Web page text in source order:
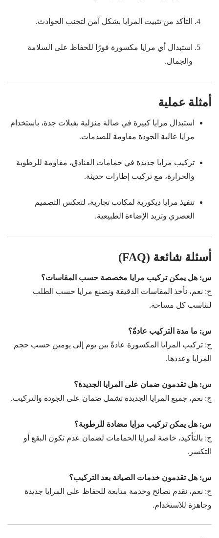
التأكد من تثبيت المرايا بشكل آمن لتجنب الحوادث.
استبدال أي مرايا مكسورة فورًا للحفاظ على السلامة
والجمال.
أمثلة عملية
استبدال مرايا كبيرة في صالة منزلية بفيلات جدة، باستخدام
مرايا عالية الجودة مقاومة للصدمات.
تركيب مرايا جديدة في حمامات الفنادق، مقاومة للرطوبة
والحرارة، مع تركيب إطارات حديثة.
تنفيذ مرايا ديكورية لمكاتب تجارية، لتعكس التصميم
العصري وتزيد الإضاءة الطبيعية.
أسئلة شائعة (FAQ)
س: هل يمكن تركيب مرايا مخصصة حسب المقاسات؟
ج: نعم، نأخذ المقاسات الدقيقة ونصنع مرايا حسب الطلب
لتناسب كل مساحة.
س: ما مدة التركيب عادةً؟
ج: تركيب المرايا المكسورة عادةً بين يوم إلى يومين حسب حجم
المرايا وعددها.
س: هل تقدمون ضمان على المرايا الجديدة؟
ج: نعم، جميع المرايا الجديدة تشمل ضمان على الجودة والتركيب.
س: هل يمكن تركيب مرايا مضادة للرطوبة؟
ج: بالتأكيد، خاصة لمرايا الحمامات لضمان عدم تكون البقع أو
التكسر.
س: هل تقدمون خدمات الصيانة بعد التركيب؟
ج: نعم، نقدم نصائح وخدمة متابعة للحفاظ على المرايا جديدة
وجاهزة للاستخدام.